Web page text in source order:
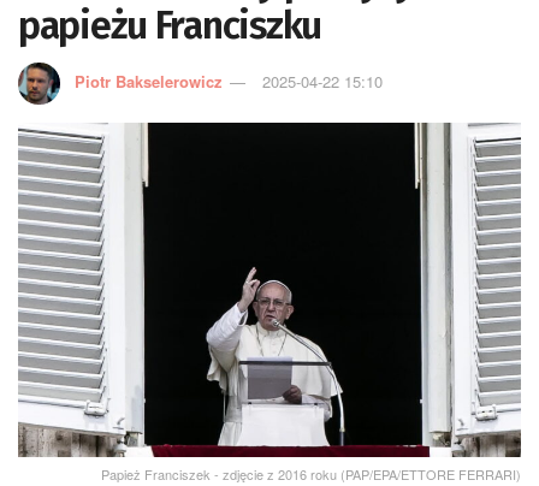
papieżu Franciszku
Piotr Bakselerowicz 2025-04-22 15:10
Papież Franciszek - zdjęcie z 2016 roku (PAP/EPA/ETTORE FERRARI)